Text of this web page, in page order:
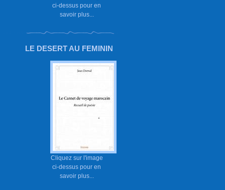
ci-dessus pour en
savoir plus...
LE DESERT AU FEMININ
Cliquez sur l'image
ci-dessus pour en
savoir plus...